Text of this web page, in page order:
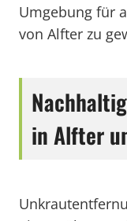
Umgebung für
von Alfter zu
in Alfter